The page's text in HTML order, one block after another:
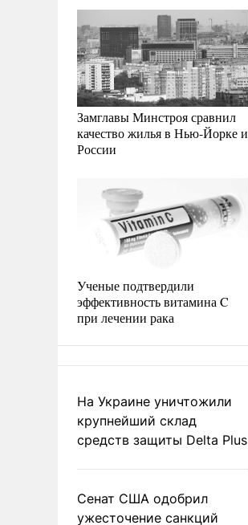
Замглавы Минстроя сравнил
качество жилья в Нью-Йорке и
России
Ученые подтвердили
эффективность витамина C
при лечении рака
На Украине уничтожили
крупнейший склад
средств защиты Delta Plus
Сенат США одобрил
ужесточение санкций